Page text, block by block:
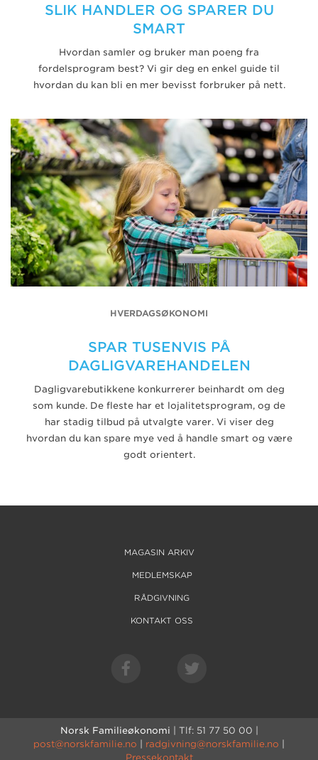
SLIK HANDLER OG SPARER DU
SMART
Hvordan samler og bruker man poeng fra
fordelsprogram best? Vi gir deg en enkel guide til
hvordan du kan bli en mer bevisst forbruker på nett.
HVERDAGSØKONOMI
SPAR TUSENVIS PÅ
DAGLIGVAREHANDELEN
Dagligvarebutikkene konkurrerer beinhardt om deg
som kunde. De fleste har et lojalitetsprogram, og de
har stadig tilbud på utvalgte varer. Vi viser deg
hvordan du kan spare mye ved å handle smart og være
godt orientert.
MAGASIN ARKIV
MEDLEMSKAP
RÅDGIVNING
KONTAKT OSS
Norsk Familieøkonomi | Tlf: 51 77 50 00 |
post@norskfamilie.no
radgivning@norskfamilie.no
Pressekontakt